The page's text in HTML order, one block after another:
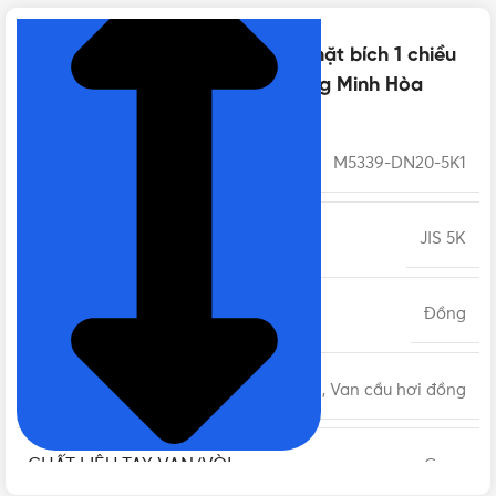
Thông số kỹ thuật của Van cầu mặt bích 1 chiều
MIHA phi 27 DN20 5K | Chính hãng Minh Hòa
M5339-DN20-5K1
JIS 5K
CHẤT LIỆU THÂN Đồng
Van cầu hơi, Van cầu hơi đồng
CHẤT LIỆU TAY VAN/VÒI Gang